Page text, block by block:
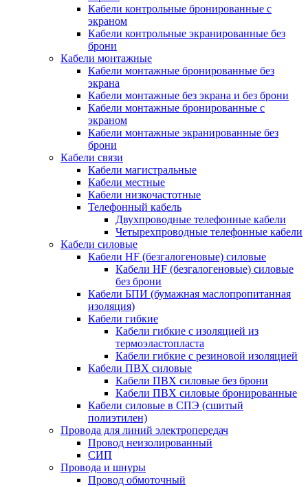
Кабели контрольные бронированные с
экраном
Кабели контрольные экранированные без
брони
Кабели монтажные
Кабели монтажные бронированные без
экрана
Кабели монтажные без экрана и без брони
Кабели монтажные бронированные с
экраном
Кабели монтажные экранированные без
брони
Кабели связи
Кабели магистральные
Кабели местные
Кабели низкочастотные
Телефонный кабель
Двухпроводные телефонные кабели
Четырехпроводные телефонные кабели
Кабели силовые
Кабели HF (безгалогеновые) силовые
Кабели HF (безгалогеновые) силовые
без брони
Кабели БПИ (бумажная маслопропитанная
изоляция)
Кабели гибкие
Кабели гибкие с изоляцией из
термоэластопласта
Кабели гибкие с резиновой изоляцией
Кабели ПВХ силовые
Кабели ПВХ силовые без брони
Кабели ПВХ силовые бронированные
Кабели силовые в СПЭ (сшитый
полиэтилен)
Провода для линий электропередач
Провод неизолированный
СИП
Провода и шнуры
Провод обмоточный